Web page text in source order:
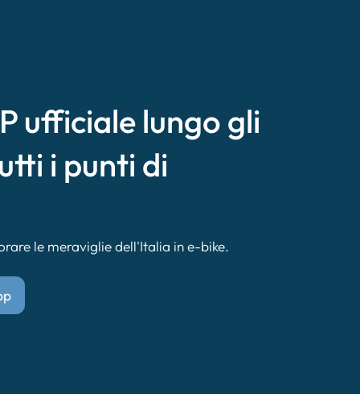
ufficiale lungo gli
i punti di
le meraviglie dell'Italia in e-bike.